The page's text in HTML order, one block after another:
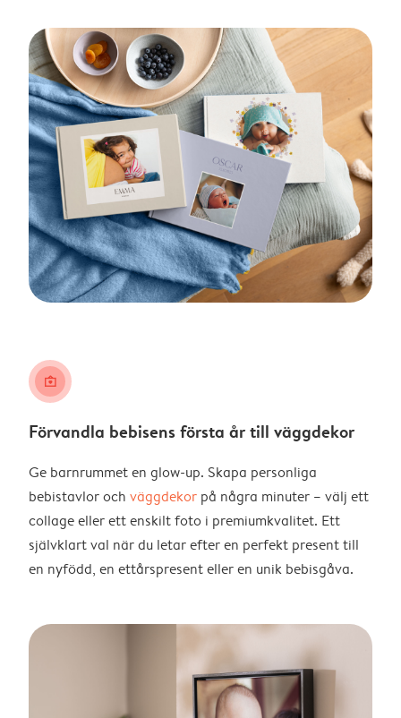
wall_art
Förvandla bebisens första år till väggdekor
Ge barnrummet en glow-up. Skapa personliga
bebistavlor och väggdekor på några minuter – välj ett
collage eller ett enskilt foto i premiumkvalitet. Ett
självklart val när du letar efter en perfekt present till
en nyfödd, en ettårspresent eller en unik bebisgåva.